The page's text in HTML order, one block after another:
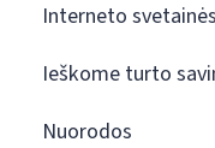
Interneto
Ieškome turto
Nuorodos